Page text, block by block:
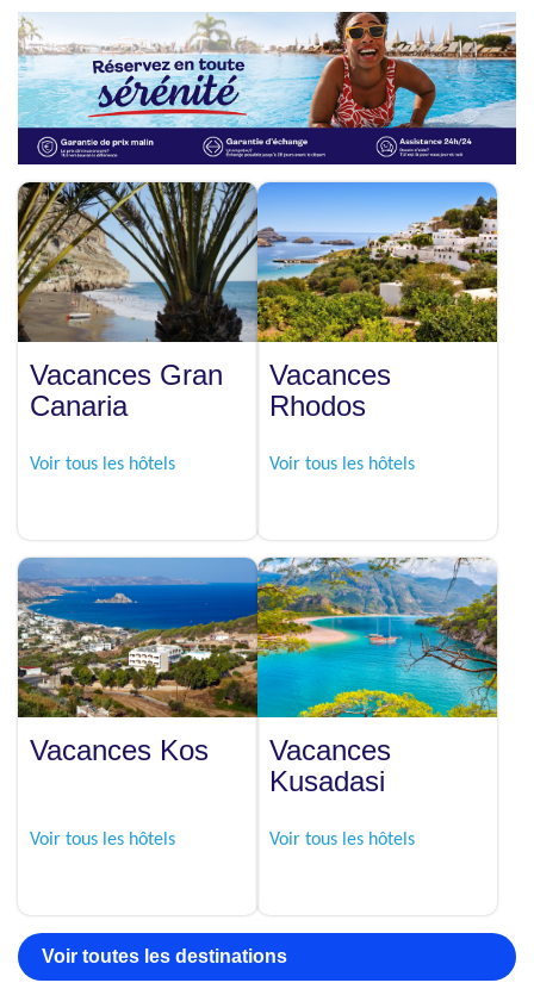
Vacances Gran
Canaria
Voir tous les hôtels
Vacances
Rhodos
Voir tous les hôtels
Vacances Kos
Voir tous les hôtels
Vacances
Kusadasi
Voir tous les hôtels
Voir toutes les destinations